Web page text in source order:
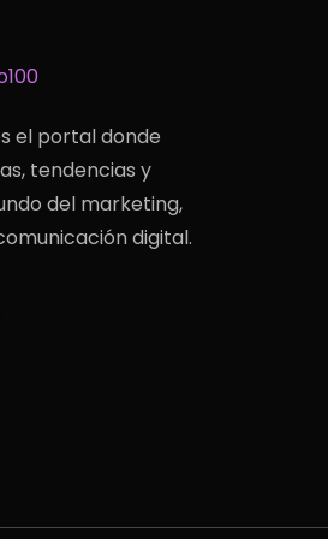
el portal donde
tendencias y
del marketing,
digital.